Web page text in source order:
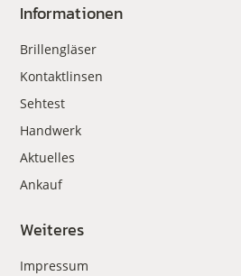
Informationen
Brillengläser
Kontaktlinsen
Sehtest
Handwerk
Aktuelles
Ankauf
Weiteres
Impressum